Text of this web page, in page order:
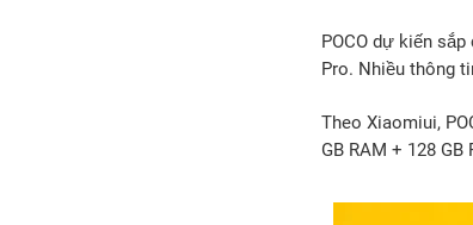
POCO dự kiến
Pro. Nhiều thông
Theo Xiaomiui,
GB RAM + 128